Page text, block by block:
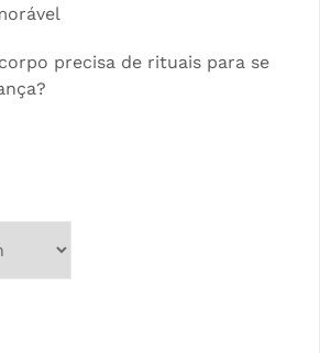
precisa de rituais para se